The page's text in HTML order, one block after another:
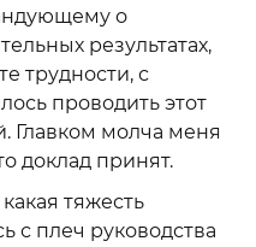
о
результатах,
трудности, с
проводить этот
Главком молча меня
доклад принят.
тяжесть
с плеч руководства